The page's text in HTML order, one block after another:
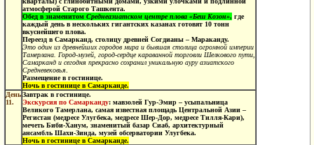
атмосферой Старого Ташкента.
Обед в знаменитом Среднеазиатском центре плова «Беш Козон», где
каждый день в нескольких гигантских казанах готовят 10 тонн
вкуснейшего плова.
Переезд в Самарканд, столицу древней Согдианы – Мараканду.
Это один из древнейших городов мира и бывшая столица огромной империи
Тамерлана. Город-музей, город-сердце караванной торговли Шелкового пути,
Самарканд и сегодня прекрасно сохранил уникальную ауру азиатского
Средневековья
Размещение в гостинице.
Ночь в гостинице в Самарканде.
День
11.
Завтрак в гостинице.
Экскурсия по Самарканду: мавзолей Гур-Эмир – усыпальница
Великого Тамерлана, самая известная площадь Центральной Азии –
Регистан (медресе Улугбека, медресе Шер-Дор, медресе Тилля-Кари),
мечеть Биби-Ханум, знаменитый базар Сиаб, архитектурный
ансамбль Шахи-Зинда, музей обсерватории Улугбека.
Ночь в гостинице в Самарканде.